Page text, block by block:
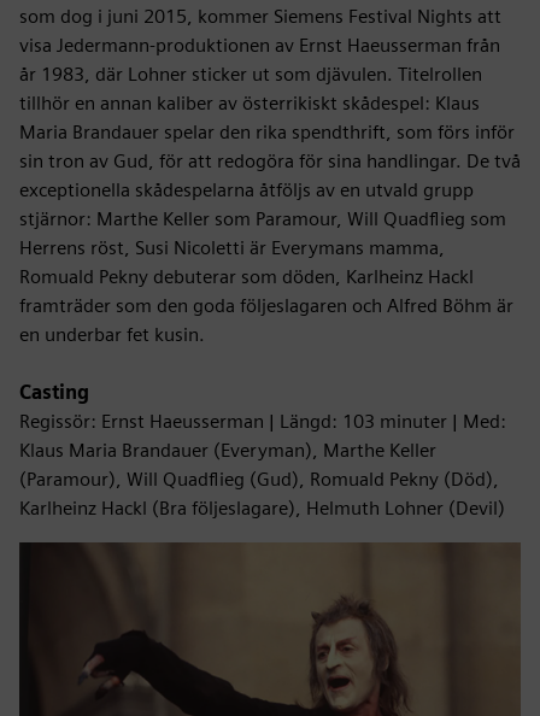
som dog i juni 2015, kommer Siemens Festival Nights att
visa Jedermann-produktionen av Ernst Haeusserman från
år 1983, där Lohner sticker ut som djävulen. Titelrollen
tillhör en annan kaliber av österrikiskt skådespel: Klaus
Maria Brandauer spelar den rika spendthrift, som förs inför
sin tron av Gud, för att redogöra för sina handlingar. De två
exceptionella skådespelarna åtföljs av en utvald grupp
stjärnor: Marthe Keller som Paramour, Will Quadflieg som
Herrens röst, Susi Nicoletti är Everymans mamma,
Romuald Pekny debuterar som döden, Karlheinz Hackl
framträder som den goda följeslagaren och Alfred Böhm är
en underbar fet kusin.
Casting
Regissör: Ernst Haeusserman | Längd: 103 minuter | Med:
Klaus Maria Brandauer (Everyman), Marthe Keller
(Paramour), Will Quadflieg (Gud), Romuald Pekny (Död),
Karlheinz Hackl (Bra följeslagare), Helmuth Lohner (Devil)